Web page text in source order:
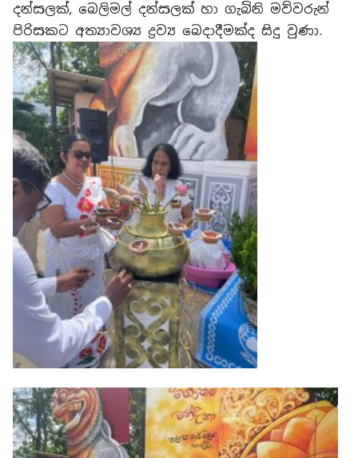
දන්සලක්, බෙලිමල් දන්සලක් හා ගැබිනි මව්වරුන්
පිරිසකට අත්‍යාවශ්‍ය ද්‍රව්‍ය බෙදාදීමක්ද සිදු වුණා.